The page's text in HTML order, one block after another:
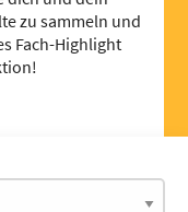
zu sammeln und
Fach-Highlight